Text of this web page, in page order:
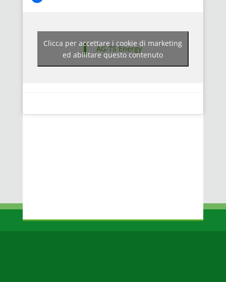
AG-TS Energy
Clicca per accettare i cookie di marketing
ed abilitare questo contenuto